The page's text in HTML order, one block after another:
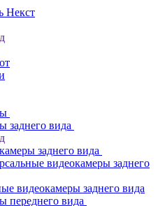
Некст
заднего вида
заднего вида
видеокамеры заднего
видеокамеры заднего вида
переднего вида